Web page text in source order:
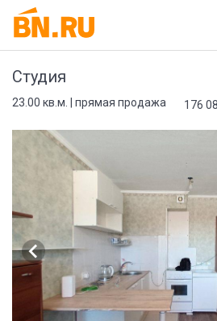
Студия
23.00 кв.м. | прямая продажа 176